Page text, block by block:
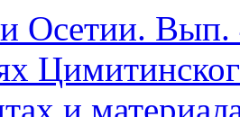
Осетии. Вып.
и